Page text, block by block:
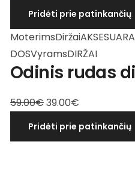
Pridėti prie patinkančių
MoterimsDiržai
DOSVyramsDIRŽAI
Odinis rudas
59.00€Original
price
was:
39.00€Current
price
is:
Pridėti prie patinkančių